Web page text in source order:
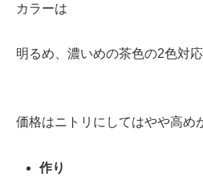
カラーは
明るめ、濃いめの茶色の2色対応
価格はニトリにしてはやや高め
作り